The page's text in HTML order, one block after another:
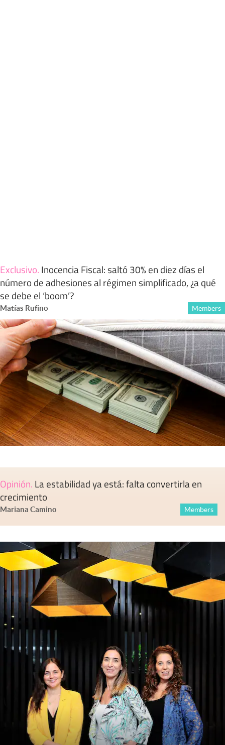
Exclusivo. Inocencia Fiscal: saltó 30% en diez días el
número de adhesiones al régimen simplificado, ¿a qué
se debe el ‘boom’?
Matías Rufino Members
Opinión. La estabilidad ya está: falta convertirla en
crecimiento
Mariana Camino Members